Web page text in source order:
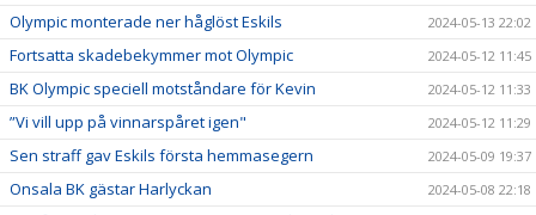
Olympic monterade ner håglöst Eskils 2024-05-13 22:02
Fortsatta skadebekymmer mot Olympic 2024-05-12 11:45
BK Olympic speciell motståndare för Kevin 2024-05-12 11:33
”Vi vill upp på vinnarspåret igen" 2024-05-12 11:29
Sen straff gav Eskils första hemmasegern 2024-05-09 19:37
Onsala BK gästar Harlyckan 2024-05-08 22:18